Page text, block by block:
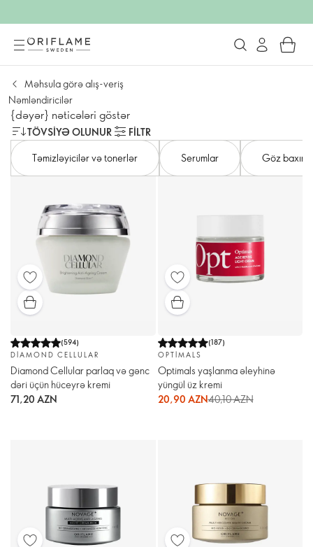
Məhsula görə alış-veriş
Nəmləndiricilər
{dəyər} nəticələri göstər
TÖVSIYƏ OLUNUR
FILTR
Təmizləyicilər və tonerlər
Serumlar Göz baxımı
(594)
DIAMOND CELLULAR
Diamond Cellular parlaq və gənc
dəri üçün hüceyrə kremi
71,20 AZN
(187)
OPTIMALS
Optimals yaşlanma əleyhinə
yüngül üz kremi
20,90 AZN40,10 AZN